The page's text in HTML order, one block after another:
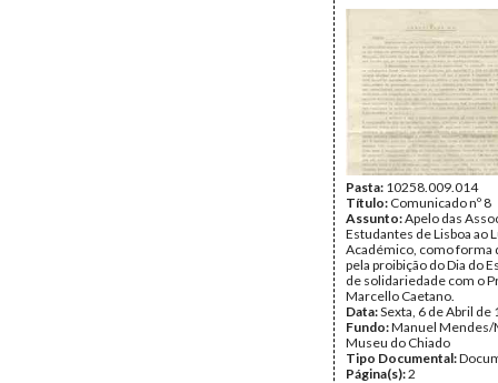
Pasta: 10258.009.014
Título: Comunicado nº 8
Assunto:Apelo das
Estudantes de Lisboa ao
Académico, como forma
pela proibição do Dia do
de solidariedade com o
Marcello Caetano.
Data:Sexta, 6 de Abril de
Fundo:Manuel Mendes/
Museu do Chiado
Tipo Documental:
Página(s):2